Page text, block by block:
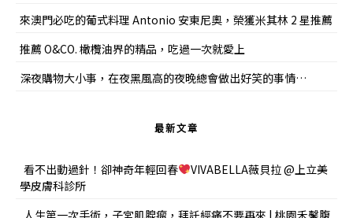
來澳門必吃的葡式料理 Antonio 安東尼奧，榮獲米其林 2 星推薦
推薦 O&CO. 橄欖油界的精品，吃過一次就愛上
深夜購物大小事，在夜黑風高的夜晚總會做出好笑的事情…
最新文章
看不出動過針！卻神奇年輕回春
VIVABELLA薇貝拉 @上立美
學皮膚科診所